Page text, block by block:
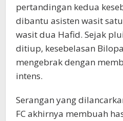
pertandingan kedua
dibantu asisten wasit
wasit dua Hafid. Sejak
ditiup, kesebelasan
mengebrak dengan
intens.
Serangan yang
FC akhirnya membuah